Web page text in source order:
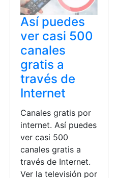
Así puedes
ver casi 500
canales
gratis a
través de
Internet
Canales gratis por
internet. Así puedes
ver casi 500
canales gratis a
través de Internet.
Ver la televisión por